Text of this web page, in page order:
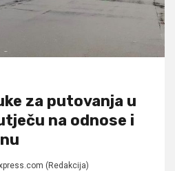
za putovanja u
na odnose i
(Redakcija)